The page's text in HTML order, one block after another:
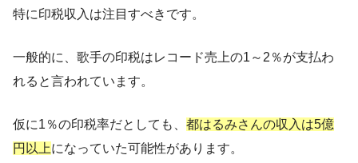
特に印税収入は注目すべきです。
一般的に、歌手の印税はレコード売上の1～2％が支払わ
れると言われています。
仮に1％の印税率だとしても、 都はるみさんの収入は5億
円以上になっていた可能性があります。